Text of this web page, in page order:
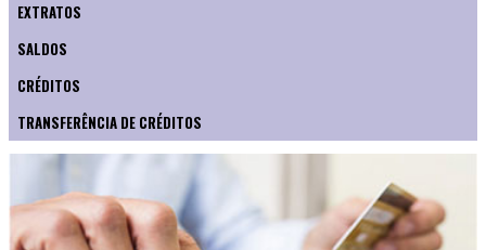
EXTRATOS
SALDOS
CRÉDITOS
TRANSFERÊNCIA DE CRÉDITOS